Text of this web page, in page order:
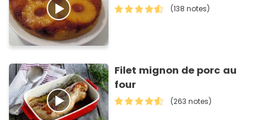
(138 notes)
Filet mignon de porc au
four
(263 notes)